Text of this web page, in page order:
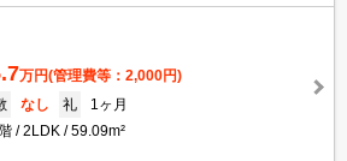
万円(管理費等：2,000円)
なし 礼
1ヶ月
2LDK 59.09m²